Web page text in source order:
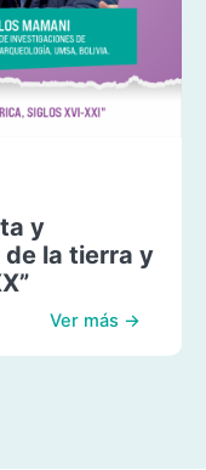
y
la tierra y
Ver más →